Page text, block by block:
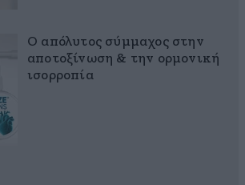
Ο απόλυτος σύμμαχος στην
αποτοξίνωση & την ορμονική
ισορροπία